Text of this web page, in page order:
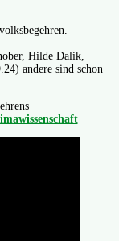
Hilde Dalik,
andere sind schon